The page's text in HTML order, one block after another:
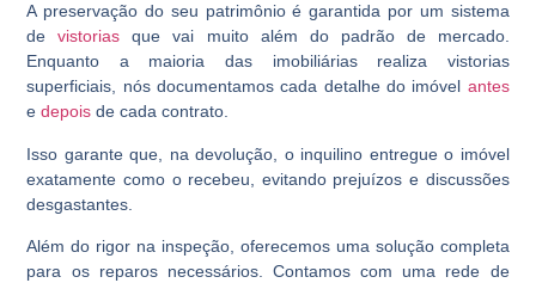
A preservação do seu patrimônio é garantida por um sistema
devistoriasque vai muito além do padrão de mercado.
Enquanto a maioria das imobiliárias realiza vistorias
superficiais, nós documentamos cada detalhe do imóvel antes
edepoisde cada contrato.
Isso garante que, na devolução, o inquilino entregue o imóvel
exatamente como o recebeu, evitando prejuízos e discussões
desgastantes.
Além do rigor na inspeção, oferecemos uma solução completa
para os reparos necessários. Contamos com uma rede de